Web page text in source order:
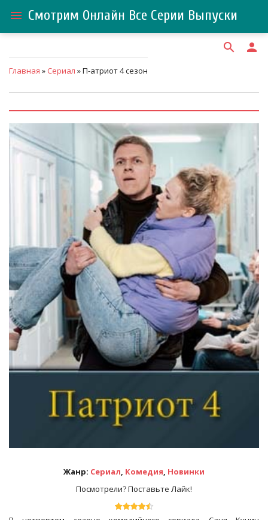
menu Смотрим Онлайн Все Серии Выпуски
search person
Главная » Сериал » П-атриот 4 сезон
Жанр: Сериал, Комедия, Новинки
Посмотрели? Поставьте Лайк!